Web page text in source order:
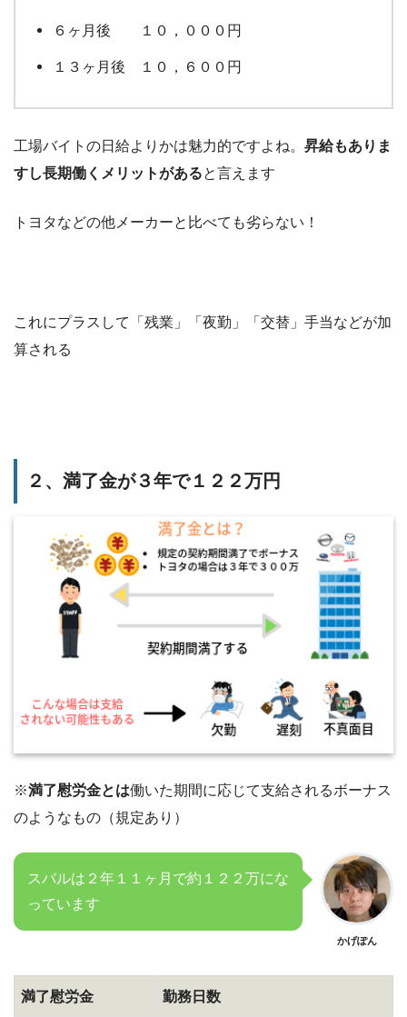
６ヶ月後 １０，０００円
１３ヶ月後 １０，６００円
工場バイトの日給よりかは魅力的ですよね。 昇給もありま
すし長期働くメリットがあると言えます
トヨタなどの他メーカーと比べても劣らない！
これにプラスして「残業」「夜勤」「交替」手当などが加
算される
２、満了金が３年で１２２万円
※満了慰労金とは働いた期間に応じて支給されるボーナス
のようなもの（規定あり）
スバルは２年１１ヶ月で約１２２万にな
っています
かげぽん
満了慰労金 勤務日数